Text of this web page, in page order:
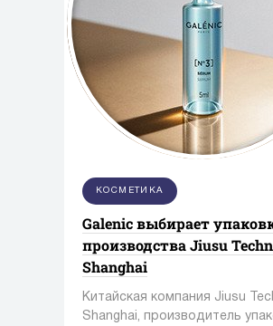
КОСМЕТИКА
Galenic выбирает
производства Jiusu
Shanghai
Китайская компания Jiusu
Shanghai, производитель